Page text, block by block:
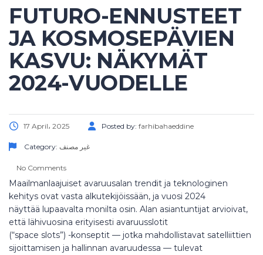
FUTURO-ENNUSTEET
JA KOSMOSEPÄVIEN
KASVU: NÄKYMÄT
2024-VUODELLE
17 April، 2025 Posted by: farhibahaeddine
Category: غير مصنف
No Comments
Maailmanlaajuiset avaruusalan trendit ja teknologinen
kehitys ovat vasta alkutekijöissään, ja vuosi 2024
näyttää lupaavalta monilta osin. Alan asiantuntijat arvioivat,
että lähivuosina erityisesti avaruusslotit
(“space slots”) -konseptit — jotka mahdollistavat satelliittien
sijoittamisen ja hallinnan avaruudessa — tulevat